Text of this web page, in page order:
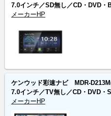
7.0インチ／SD無し／CD・DVD・
メーカーHP
ケンウッド彩速ナビ MDR-
7.0インチ／TV無し／CD・DVD・
メーカーHP